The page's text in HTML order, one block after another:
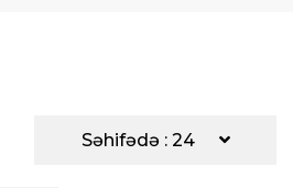
Səhifədə : 24